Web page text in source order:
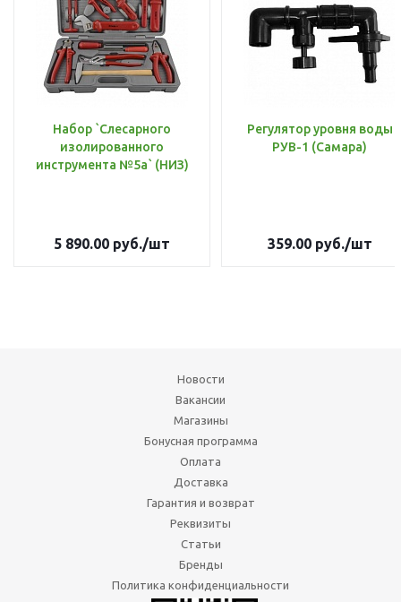
Набор `Слесарного
изолированного
инструмента №5а` (НИЗ)
5 890.00 руб./шт
Регулятор уровня воды
РУВ-1 (Самара)
359.00руб./шт
Новости
Вакансии
Магазины
Бонусная программа
Оплата
Доставка
Гарантия и возврат
Реквизиты
Статьи
Бренды
Политика конфиденциальности